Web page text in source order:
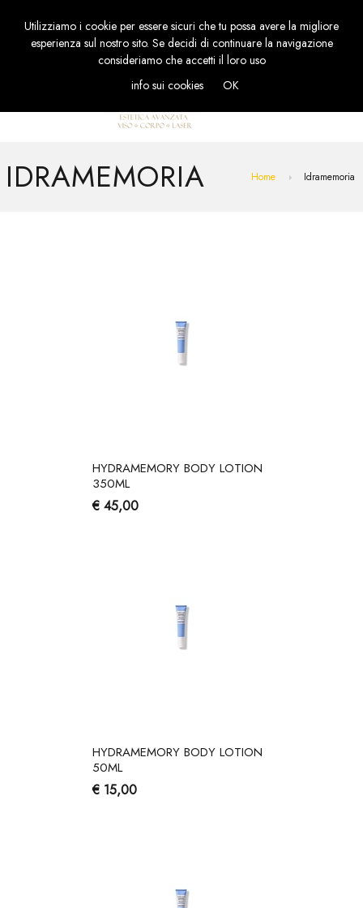
IDRAMEMORIA Home Idramemoria
HYDRAMEMORY BODY LOTION
350ML
€ 45,00
HYDRAMEMORY BODY LOTION
50ML
€ 15,00
Utilizziamo i cookie per essere sicuri che tu possa avere la migliore
esperienza sul nostro sito. Se decidi di continuare la navigazione
consideriamo che accetti il loro uso
info sui cookies
OK